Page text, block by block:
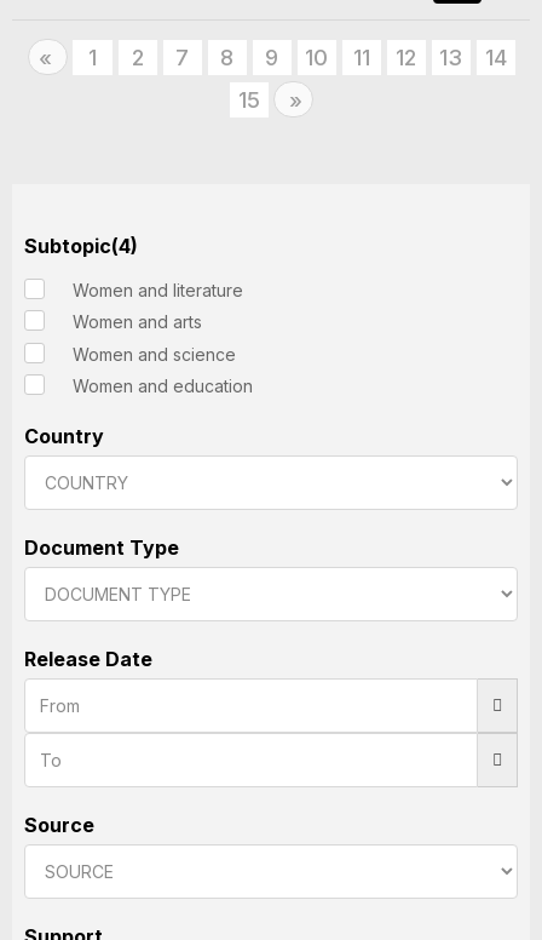
« Previous
1 2 7 8 9 10 11 12 13
14
15
»Next
Subtopic(4)
Women and literature
Women and arts
Women and science
Women and education
Country
Document Type
Release Date
Source